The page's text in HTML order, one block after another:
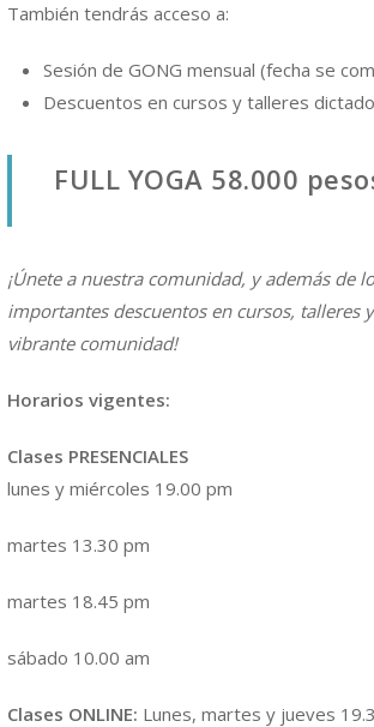
También tendrás acceso a:
Sesión de GONG mensual (fecha se
Descuentos en cursos y talleres
FULL YOGA 58.000
¡Únete a nuestra comunidad, y además
importantes descuentos en cursos, talleres
vibrante comunidad!
Horarios vigentes:
Clases PRESENCIALES
lunes y miércoles 19.00 pm
martes 13.30 pm
martes 18.45 pm
sábado 10.00 am
Clases ONLINE: Lunes, martes y jueves